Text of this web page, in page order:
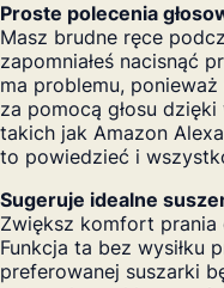
Proste polecenia
Masz brudne ręce
zapomniałeś nacisnąć
ma problemu,
za pomocą głosu
takich jak Amazon
to powiedzieć i
Sugeruje idealne
Zwiększ komfort prania
Funkcja ta bez wysiłku
preferowanej suszarki